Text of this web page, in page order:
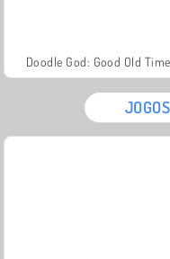
Doodle God: Good Old